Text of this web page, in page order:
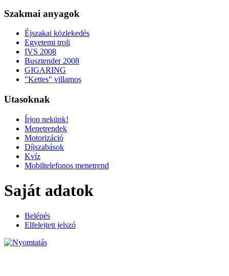
Szakmai anyagok
Éjszakai közlekedés
Egyetemi troli
IVS 2008
Busztender 2008
GIGARING
"Kettes" villamos
Utasoknak
Írjon nekünk!
Menetrendek
Motorizáció
Díjszabások
Kvíz
Mobiltelefonos menetrend
Saját adatok
Belépés
Elfelejtett jelszó